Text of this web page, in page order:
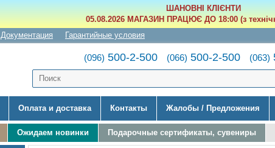
ШАНОВНІ КЛІЄНТИ
05.08.2026 МАГАЗИН ПРАЦЮЄ ДО 18:00 (з
Документация Гарантийные условия
(096) 500-2-500 (066) 500-2-500 (063)
Оплата и доставка Контакты Жалобы / Предложения
Ожидаем новинки Подарочные сертификаты, сувениры